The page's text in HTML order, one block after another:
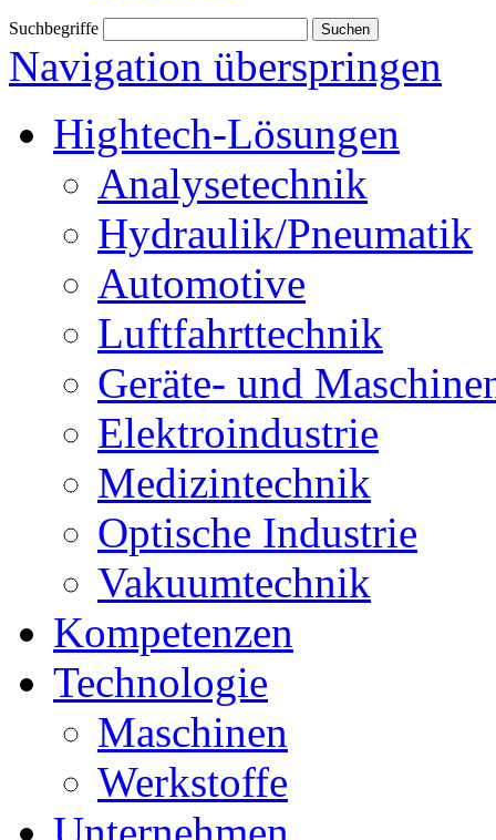
Suchbegriffe
Navigation überspringen
Hightech-Lösungen
Analysetechnik
Hydraulik/Pneumatik
Automotive
Luftfahrttechnik
Geräte- und
Elektroindustrie
Medizintechnik
Optische Industrie
Vakuumtechnik
Kompetenzen
Technologie
Maschinen
Werkstoffe